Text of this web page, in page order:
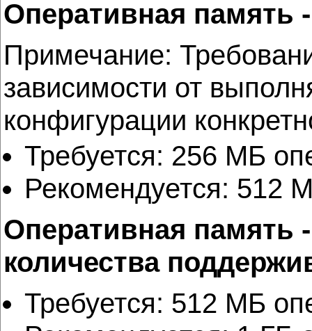
Оперативная память
Примечание:
зависимости от
конфигурации
Требуется: 256 МБ
Рекомендуется: 512
Оперативная память
количества
Требуется: 512 МБ